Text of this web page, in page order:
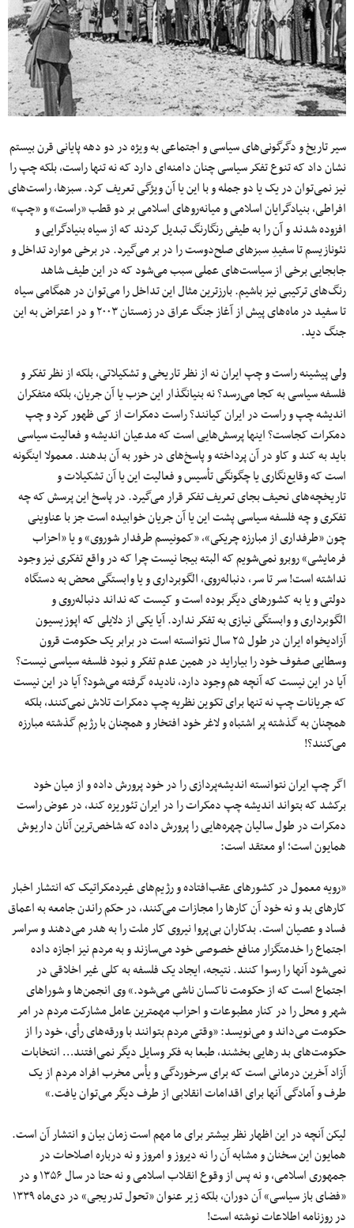
سیر تاریخ و دگرگونی‌های سیاسی و اجتماعی به ویژه در دو دهه پایانی قرن بیستم
نشان داد که تنوع تفکر سیاسی چنان دامنه‌ای دارد که نه تنها راست، بلکه چپ را
نیز نمی‌توان در یک یا دو جمله و با این یا آن ویژگی تعریف کرد. سبزها، راست‌های
افراطی، بنیادگرایان اسلامی و میانه‌روهای اسلامی بر دو قطب «راست» و «چپ»
افزوده شدند و آن را به طیفی رنگارنگ تبدیل کردند که از سیاه بنیادگرایی و
نئونازیسم تا سفیدِ سبزهای صلح‌دوست را در بر می‌گیرد. در برخی موارد تداخل و
جابجایی برخی از سیاست‌های عملی سبب می‌شود که در این طیف شاهد
رنگ‌های ترکیبی نیز باشیم. بارزترین مثال این تداخل را می‌توان در همگامی‌ سیاه
تا سفید در ماه‌های پیش از آغاز جنگ عراق در زمستان ۲۰۰۳ و در اعتراض به این
جنگ دید.
ولی پیشینه راست و چپ ایران نه از نظر تاریخی و تشکیلاتی، بلکه از نظر تفکر و
فلسفه سیاسی به کجا می‌رسد؟ نه بنیانگذار این حزب یا آن جریان، بلکه متفکران
اندیشه چپ و راست در ایران کیانند؟ راست دمکرات از کی ظهور کرد و چپ
دمکرات کجاست؟ اینها پرسش‌هایی است که مدعیان اندیشه و فعالیت سیاسی
باید به کند و کاو در آن پرداخته و پاسخ‌های در خور به آن بدهند. معمولا اینگونه
است که وقایع‌نگاری یا چگونگی تأسیس و فعالیت این یا آن تشکیلات و
تاریخچه‌های نحیف بجای تعریف تفکر قرار می‌گیرد. در پاسخ این پرسش که چه
تفکری و چه فلسفه سیاسی پشت این یا آن جریان خوابیده است جز با عناوینی
چون «طرفداری از مبارزه چریکی»، «کمونیسم طرفدار شوروی» و یا «احزاب
فرمایشی» روبرو نمی‌شویم که البته بیجا نیست چرا که در واقع تفکری نیز وجود
نداشته است! سر تا سر، دنباله‌روی، الگوبرداری و یا وابستگی محض به دستگاه
دولتی و یا به کشورهای دیگر بوده است و کیست که نداند دنباله‌روی و
الگوبرداری و وابستگی نیازی به تفکر ندارد. آیا یکی از دلایلی که اپوزیسیون
آزادیخواه ایران در طول ۲۵ سال نتوانسته است در برابر یک حکومت قرون
وسطایی صفوف خود را بیاراید در همین عدم تفکر و نبود فلسفه سیاسی نیست؟
آیا در این نیست که آنچه هم وجود دارد، نادیده گرفته می‌شود؟ آیا در این نیست
که جریانات چپ نه تنها برای تکوین نظریه چپ دمکرات تلاش نمی‌کنند، بلکه
همچنان به گذشته پر اشتباه و لاغر خود افتخار و همچنان با رژیم گذشته مبارزه
می‌کنند؟!
اگر چپ ایران نتوانسته‌ اندیشه‌پردازی را در خود پرورش داده و از میان خود
برکشد که بتواند اندیشه چپ دمکرات را در ایران تئوریزه کند، در عوض راست
دمکرات در طول سالیان چهره‌هایی را پرورش داده که شاخص‌ترین آنان داریوش
همایون است؛ او معتقد است:
«رویه معمول در کشورهای عقب‌افتاده و رژیم‌های غیردمکراتیک که انتشار اخبار
کارهای بد و نه خود آن کارها را مجازات می‌کنند، در حکم راندن جامعه به اعماق
فساد و عصیان است. بدکاران بی‌پروا نیروی کار ملت را به هدر می‌دهند و سراسر
اجتماع را خدمتگزار منافع خصوصی خود می‌سازند و به مردم نیز اجازه داده
نمی‌شود آنها را رسوا کنند. نتیجه، ایجاد یک فلسفه به کلی غیر اخلاقی در
اجتماع است که از حکومت ناکسان ناشی می‌شود.» وی انجمن‌ها و شوراهای
شهر و محل را در کنار مطبوعات و احزاب مهمترین عامل مشارکت مردم در امر
حکومت می‌داند و می‌نویسد: «وقتی مردم بتوانند با ورقه‌های رأی، خود را از
حکومت‌های بد رهایی بخشند، طبعا به فکر وسایل دیگر نمی‌افتند… انتخابات
آزاد آخرین درمانی است که برای سرخوردگی و یأس مخرب افراد مردم از یک
طرف و آمادگی آنها برای اقدامات انقلابی از طرف دیگر می‌توان یافت.»
لیکن آنچه در این اظهار نظر بیشتر برای ما مهم است زمان بیان و انتشار آن است.
همایون این سخنان و مشابه آن را نه دیروز و امروز و نه درباره اصلاحات در
جمهوری اسلامی، و نه پس از وقوع انقلاب اسلامی و نه حتا در سال ۱۳۵۶ و در
«فضای باز سیاسی» آن دوران، بلکه زیر عنوان «تحول تدریجی» در دی‌ماه ۱۳۳۹
در روزنامه اطلاعات نوشته است!